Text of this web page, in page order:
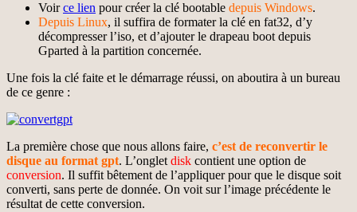
Voirce lien pour créer la clé bootable depuis Windows.
Depuis Linux, il suffira de formater la clé en fat32, d’y
décompresser l’iso, et d’ajouter le drapeau boot depuis
Gparted à la partition concernée.
Une fois la clé faite et le démarrage réussi, on aboutira à un bureau
de ce genre :
La première chose que nous allons faire, c’est de reconvertir le
disque au format gpt. L’onglet disk contient une option de
conversion. Il suffit bêtement de l’appliquer pour que le disque soit
converti, sans perte de donnée. On voit sur l’image précédente le
résultat de cette conversion.